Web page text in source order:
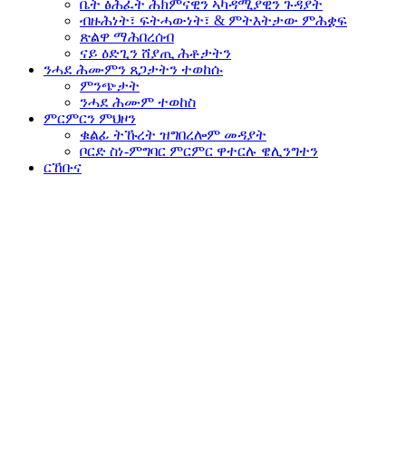
ቤት ፅሕፈት ሕክምናዊን ኣካዳሚያዊን ጉዳያት
ብዙሕነት፣ ፍትሓውነት፣ & ምትእትታው ምሕቋፍ
ጽልዋ ማሕበረሰብ
ናይ ዕድጊን ሸያጢ ሕቶታትን
ንሓደ ሕሙምን ጸጋታትን ተወከሱ
ምንጭታት
ንሓደ ሕሙም ተወከስ
ምርምርን ምህዞን
ቁልፊ ትኹረት ዝግበረሎም መዳያት
ቦርድ ስነ-ምግባር ምርምር ዋተርሉ ዌሊንግተን
ርኸቡና